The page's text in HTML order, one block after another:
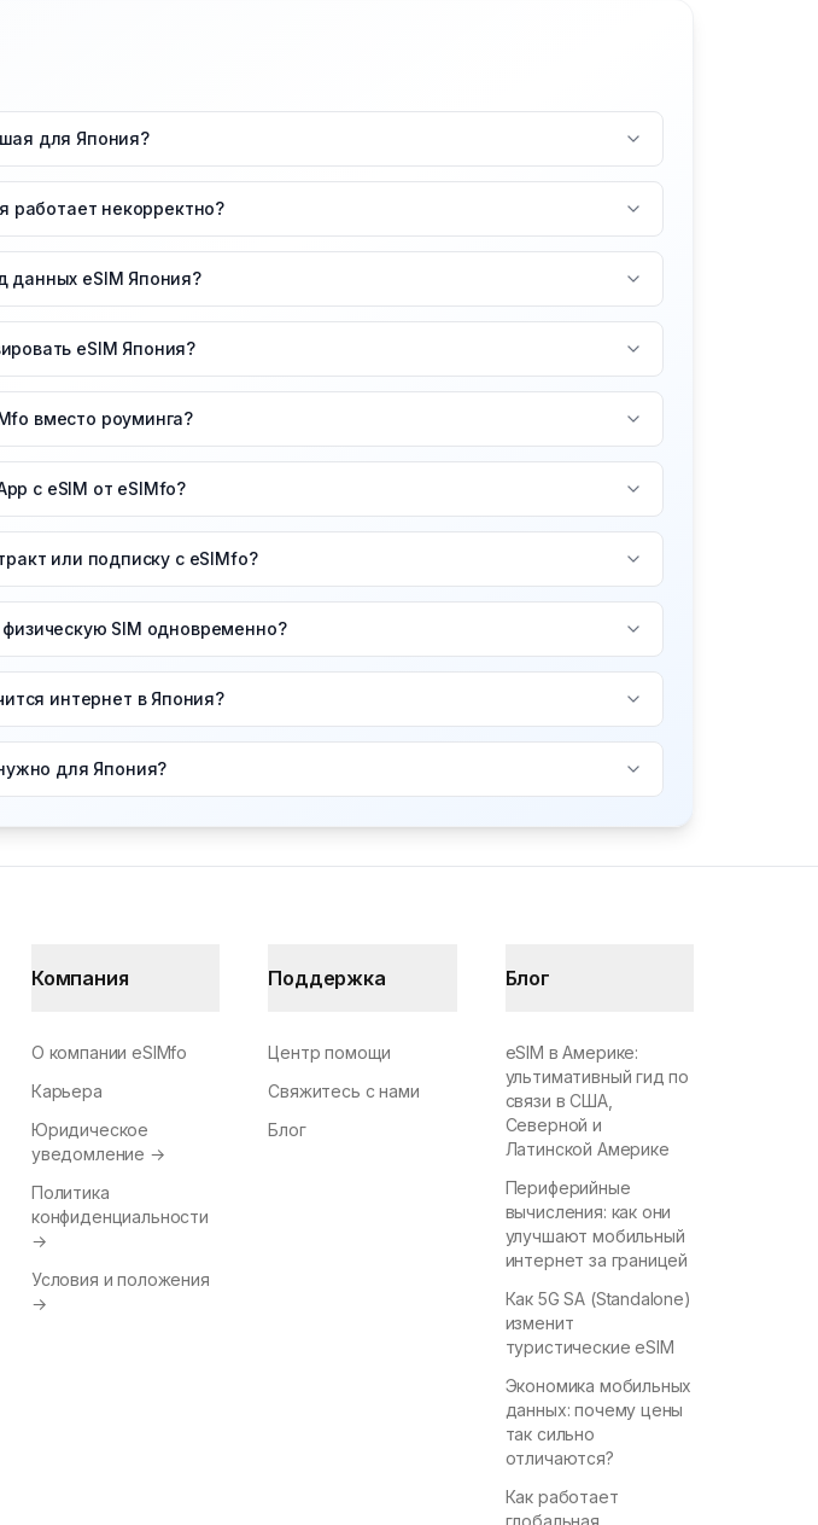
для Япония?
работает некорректно?
данных eSIM Япония?
eSIM Япония?
вместо роуминга?
с eSIM от eSIMfo?
или подписку с eSIMfo?
SIM одновременно?
интернет в Япония?
для Япония?
Компания
О компании eSIMfo
Карьера
Юридическое
уведомление →
Политика
конфиденциальности
→
Условия и положения
→
Поддержка
Центр помощи
Свяжитесь с нами
Блог
Блог
eSIM в Америке:
ультимативный гид по
связи в США,
Северной и
Латинской Америке
Периферийные
вычисления: как они
улучшают мобильный
интернет за границей
Как 5G SA (Standalone)
изменит
туристические eSIM
Экономика мобильных
данных: почему цены
так сильно
отличаются?
Как работает
глобальная